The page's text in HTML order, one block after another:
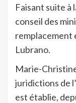
Faisant suite à
conseil des
remplacement
Lubrano.
Marie-
juridictions de
est établie,